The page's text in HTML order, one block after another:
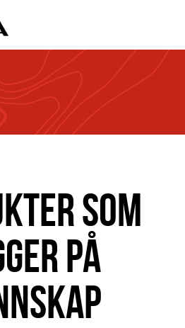
SOM
PÅ